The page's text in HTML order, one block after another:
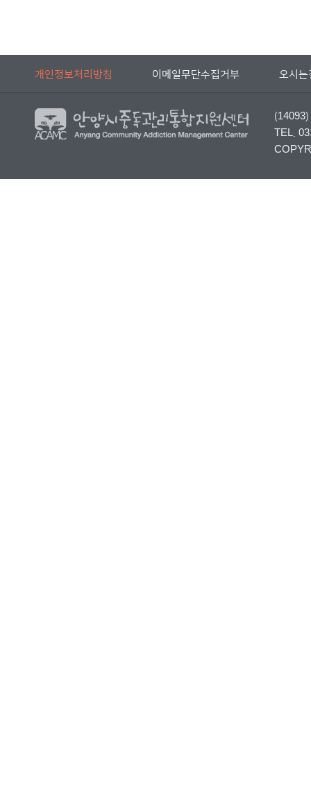
개인정보처리방침 이메일무단수집거부 오시는
TEL.